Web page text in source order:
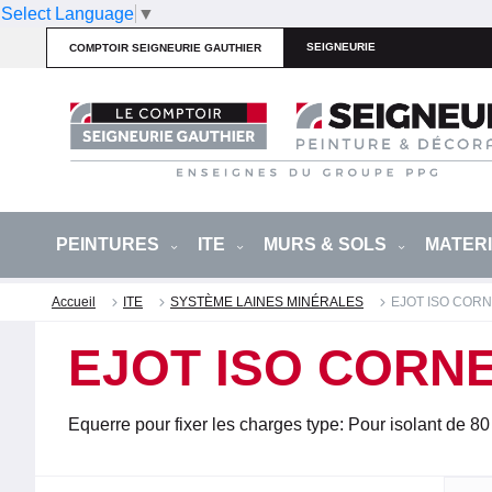
Select Language ▼
COMPTOIR SEIGNEURIE GAUTHIER SEIGNEURIE
PEINTURES ITE MURS & SOLS
Accueil ITE SYSTÈME LAINES MINÉRALES EJOT ISO
EJOT ISO
Equerre pour fixer les charges type: Pour isolant de